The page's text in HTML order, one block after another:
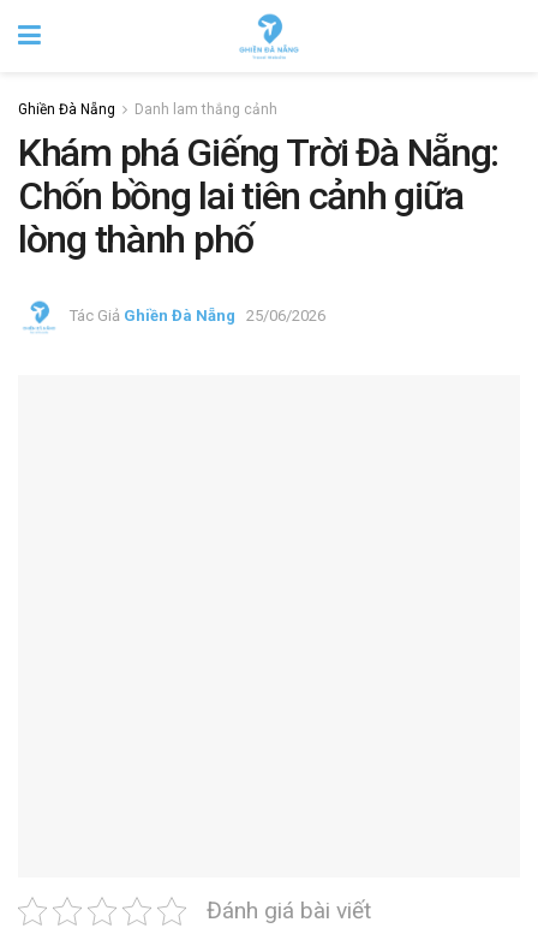
Ghiền Đà Nẵng Danh lam thắng cảnh
Khám phá Giếng Trời Đà Nẵng:
Chốn bồng lai tiên cảnh giữa
lòng thành phố
Tác Giả Ghiền Đà Nẵng 25/06/2026
Đánh giá bài viết